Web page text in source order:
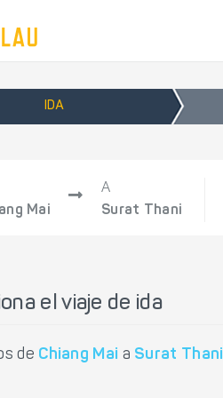
IDA
Mai
A
Surat Thani
el viaje de ida
de Chiang Mai a Surat Thani